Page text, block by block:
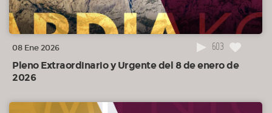
08 Ene 2026 603
Pleno Extraordinario y Urgente del 8 de enero de
2026